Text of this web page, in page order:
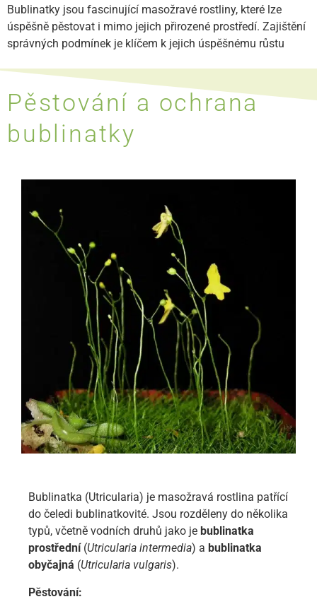
Bublinatky jsou fascinující masožravé rostliny, které lze
úspěšně pěstovat i mimo jejich přirozené prostředí. Zajištění
správných podmínek je klíčem k jejich úspěšnému růstu
Pěstování a ochrana
bublinatky
Bublinatka (Utricularia) je masožravá rostlina patřící
do čeledi bublinatkovité. Jsou rozděleny do několika
typů, včetně vodních druhů jako je bublinatka
prostřední(Utricularia intermedia) a bublinatka
obyčajná (Utricularia vulgaris).
Pěstování: